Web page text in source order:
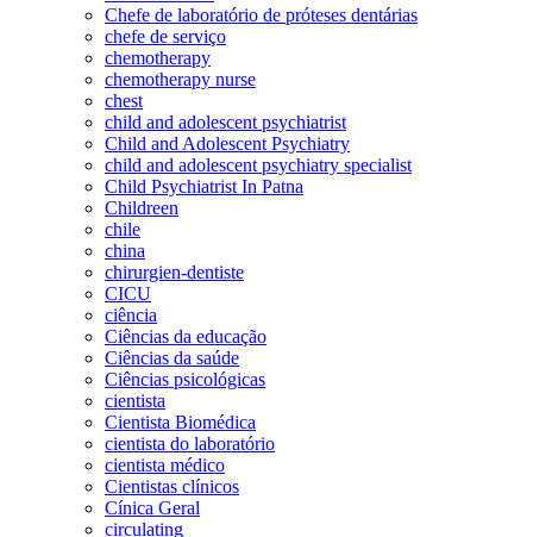
Chefe de laboratório de próteses dentárias
chefe de serviço
chemotherapy
chemotherapy nurse
chest
child and adolescent psychiatrist
Child and Adolescent Psychiatry
child and adolescent psychiatry specialist
Child Psychiatrist In Patna
Childreen
chile
china
chirurgien-dentiste
CICU
ciência
Ciências da educação
Ciências da saúde
Ciências psicológicas
cientista
Cientista Biomédica
cientista do laboratório
cientista médico
Cientistas clínicos
Cínica Geral
circulating